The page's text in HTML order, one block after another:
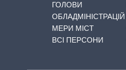
ГОЛОВИ
ОБЛАДМІНІСТРАЦІЙ
МЕРИ МІСТ
ВСІ ПЕРСОНИ